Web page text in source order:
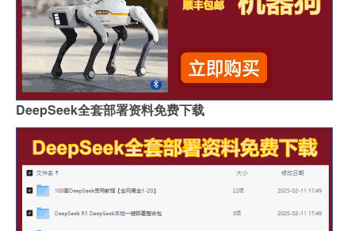
DeepSeek全套部署资料免费下载